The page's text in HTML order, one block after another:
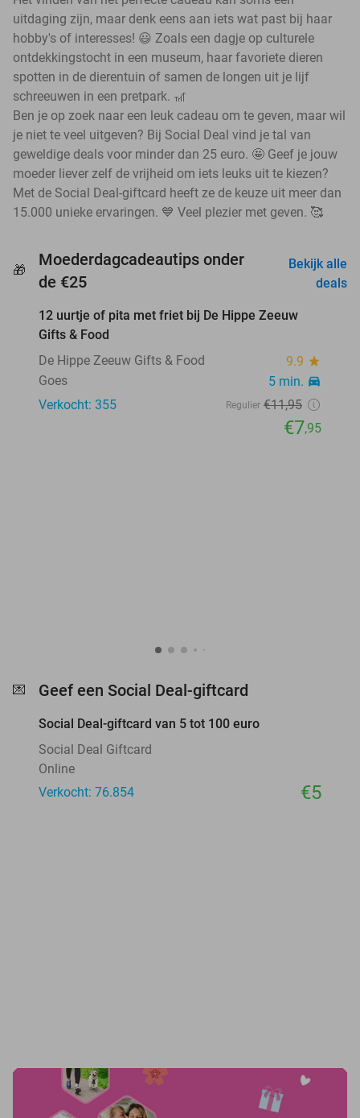
uitdaging zijn, maar denk eens aan iets wat past bij haar
hobby's of interesses! 😃 Zoals een dagje op culturele
ontdekkingstocht in een museum, haar favoriete dieren
spotten in de dierentuin of samen de longen uit je lijf
schreeuwen in een pretpark. 🎢
Ben je op zoek naar een leuk cadeau om te geven, maar wil
je niet te veel uitgeven? Bij Social Deal vind je tal van
geweldige deals voor minder dan 25 euro. 🤩 Geef je jouw
moeder liever zelf de vrijheid om iets leuks uit te kiezen?
Met de Social Deal-giftcard heeft ze de keuze uit meer dan
15.000 unieke ervaringen. 💙 Veel plezier met geven. 🥰
🎁
Moederdagcadeautips onder
de €25
Bekijk alle
deals
33%
favorite_border
12 uurtje of pita met friet bij De Hippe Zeeuw
Gifts & Food
De Hippe Zeeuw Gifts & Food
9.9 star
Goes 5 min. directions_car
Verkocht: 355 Regulier €11,95
€7,95
💌 Geef een Social Deal-giftcard
Social Deal-giftcard van 5 tot 100 euro
Social Deal Giftcard
Online
Verkocht: 76.854
€5